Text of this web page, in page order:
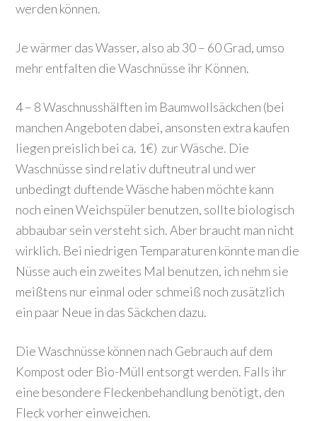
werden können.
Je wärmer das Wasser, also ab 30 – 60 Grad, umso
mehr entfalten die Waschnüsse ihr Können.
4 – 8 Waschnusshälften im Baumwollsäckchen (bei
manchen Angeboten dabei, ansonsten extra kaufen
liegen preislich bei ca. 1€) zur Wäsche. Die
Waschnüsse sind relativ duftneutral und wer
unbedingt duftende Wäsche haben möchte kann
noch einen Weichspüler benutzen, sollte biologisch
abbaubar sein versteht sich. Aber braucht man nicht
wirklich. Bei niedrigen Temparaturen könnte man die
Nüsse auch ein zweites Mal benutzen, ich nehm sie
meißtens nur einmal oder schmeiß noch zusätzlich
ein paar Neue in das Säckchen dazu.
Die Waschnüsse können nach Gebrauch auf dem
Kompost oder Bio-Müll entsorgt werden. Falls ihr
eine besondere Fleckenbehandlung benötigt, den
Fleck vorher einweichen.